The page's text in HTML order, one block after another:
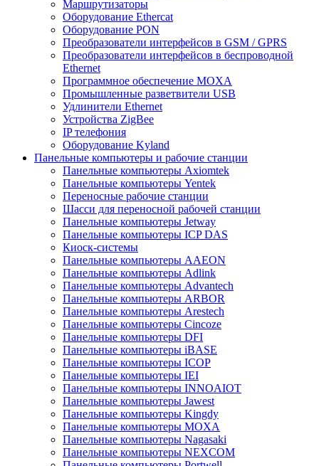
Маршрутизаторы
Оборудование Ethercat
Оборудование PON
Преобразователи интерфейсов в GSM / GPRS
Преобразователи интерфейсов в беспроводной
Ethernet
Программное обеспечение MOXA
Промышленные разветвители USB
Удлинители Ethernet
Устройства ZigBee
IP телефония
Оборудование Kyland
Панельные компьютеры и рабочие станции
Панельные компьютеры Axiomtek
Панельные компьютеры Yentek
Переносные рабочие станции
Шасси для переносной рабочей станции
Панельные компьютеры Jetway
Панельные компьютеры ICP DAS
Киоск-системы
Панельные компьютеры AAEON
Панельные компьютеры Adlink
Панельные компьютеры Advantech
Панельные компьютеры ARBOR
Панельные компьютеры Arestech
Панельные компьютеры Cincoze
Панельные компьютеры DFI
Панельные компьютеры iBASE
Панельные компьютеры ICOP
Панельные компьютеры IEI
Панельные компьютеры INNOAIOT
Панельные компьютеры Jawest
Панельные компьютеры Kingdy
Панельные компьютеры MOXA
Панельные компьютеры Nagasaki
Панельные компьютеры NEXCOM